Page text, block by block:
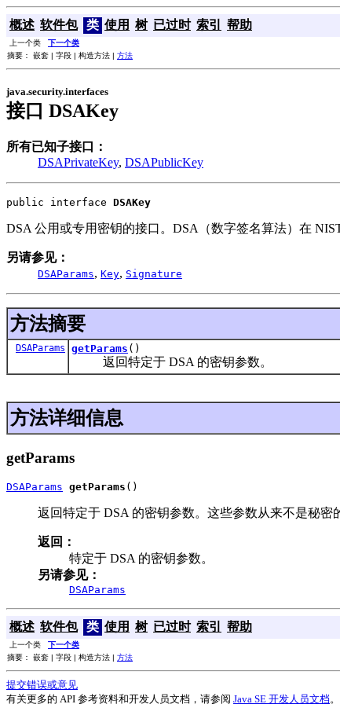
概述 软件包 类 使用 树 已过时 索引 帮助
上一个类 下一个类
摘要： 嵌套 | 字段 | 构造方法 | 方法
java.security.interfaces
接口 DSAKey
所有已知子接口：
DSAPrivateKey, DSAPublicKey
public interface DSAKey
DSA 公用或专用密钥的接口。DSA（数字签名算法）在
另请参见：
DSAParams, Key, Signature
方法摘要
DSAParams getParams ()
返回特定于 DSA 的密钥参数。
方法详细信息
getParams
DSAParams getParams ()
返回特定于 DSA 的密钥参数。这些参数从来不是秘密
返回：
特定于 DSA 的密钥参数。
另请参见：
DSAParams
概述 软件包 类 使用 树 已过时 索引 帮助
上一个类 下一个类
摘要： 嵌套 | 字段 | 构造方法 | 方法
提交错误或意见
有关更多的 API 参考资料和开发人员文档，请参阅 Java SE 开发人员文档